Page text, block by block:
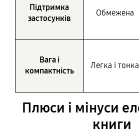
Підтримка
застосунків
Обмежена
Вага і
компактність
Легка і тонка
Плюси і мінуси
книги